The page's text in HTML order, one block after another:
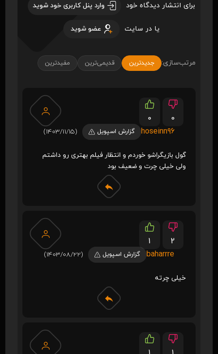
برای انتشار دیدگاه خود وارد پنل کاربری خود شوید
یا در سایت عضو شوید
مرتب‌سازی: جدیدترین قدیمی‌ترین مفیدترین
0
0
hoseinn96
گزارش اسپویل (1403/11/15)
گول بازیگراشو خوردم و انتظار فیلم بهتری رو داشتم
ولی خیلی چرت و ضعیف بود
1
2
baharrre
گزارش اسپویل (1403/08/22)
خیلی چرته